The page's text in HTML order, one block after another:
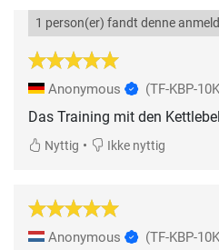
1 person(er) fandt denne
Anonymous (TF-KBP-
Das Training mit den
Nyttig • Ikke nyttig
Anonymous (TF-KBP-